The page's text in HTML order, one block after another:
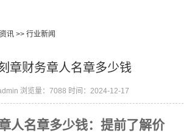
讯>> 行业新闻
章财务章人名章多少钱
浏览量：7088 时间：2024-12-17
人名章多少钱：提前了解价